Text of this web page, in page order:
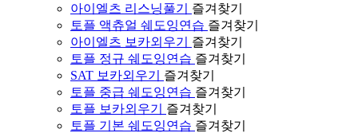
아이엘츠 리스닝풀기
즐겨찾기
토플 액츄얼 쉐도잉연습 즐겨찾기
아이엘츠 보카외우기
즐겨찾기
토플 정규 쉐도잉연습 즐겨찾기
SAT 보카외우기
즐겨찾기
토플 중급 쉐도잉연습 즐겨찾기
토플 보카외우기
즐겨찾기
토플 기본 쉐도잉연습 즐겨찾기